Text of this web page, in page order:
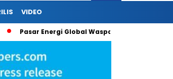
VIDEO
Pasar Energi Global Waspada, Sri Mulyani